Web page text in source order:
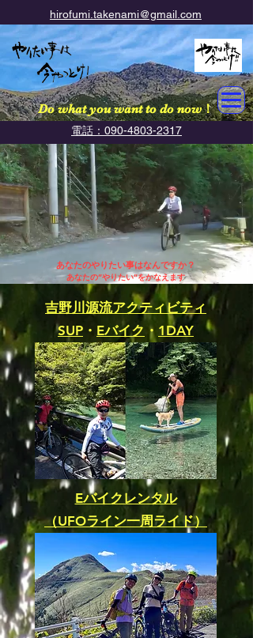
Do what you want to do now​！
hirofumi.takenami@gmail.com
電話：090-4803-2317
あなたのやりたい事はなんですか？
あなたの”やりたい”をかなえます​
吉野川源流アクティビティ
SUP ・ Eバイク ・ 1DAY
Eバイクレンタル
（UFOライン一周ライド）